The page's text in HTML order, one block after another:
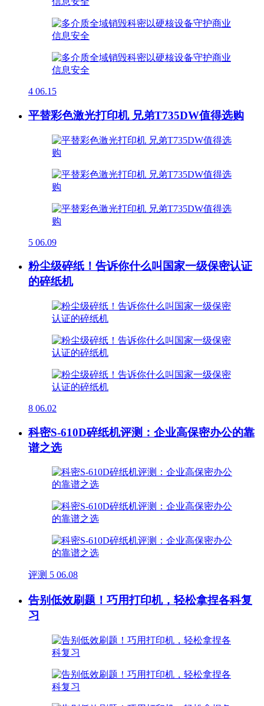
4 06.15
平替彩色激光打印机 兄弟T735DW值得选购
5 06.09
粉尘级碎纸！告诉你什么叫国家一级保密认证
的碎纸机
8 06.02
科密S-610D碎纸机评测：企业高保密办公的靠
谱之选
评测 5 06.08
告别低效刷题！巧用打印机，轻松拿捏各科复
习